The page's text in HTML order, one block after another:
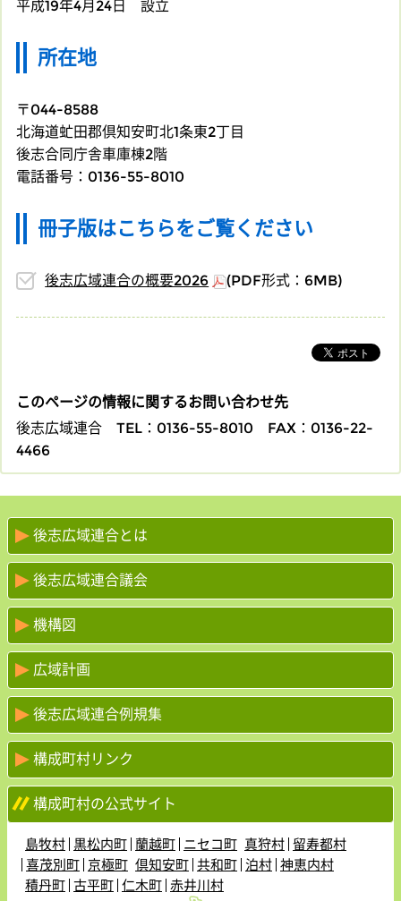
平成19年4月24日 設立
所在地
〒044-8588
北海道虻田郡倶知安町北1条東2丁目
後志合同庁舎車庫棟2階
電話番号：0136-55-8010
冊子版はこちらをご覧ください
後志広域連合の概要2026 (PDF形式：6MB)
このページの情報に関するお問い合わせ先
後志広域連合
TEL：0136-55-8010
FAX：0136-22-
4466
後志広域連合とは
後志広域連合議会
機構図
広域計画
後志広域連合例規集
構成町村リンク
構成町村の公式サイト
島牧村 黒松内町 蘭越町 ニセコ町 真狩村 留寿都村
喜茂別町 京極町 倶知安町 共和町 泊村 神恵内村
積丹町 古平町 仁木町 赤井川村